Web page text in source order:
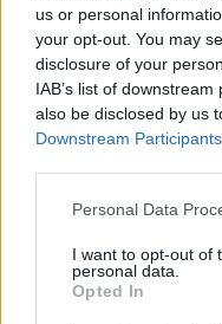
us or personal
your opt-out. You may
disclosure of your
IAB’s list of
also be disclosed by us
Downstream Participants
Personal Data
I want to opt-out of
personal data.
Opted In
Sukčiai iš įmonės
Vilkaviškyje išviliojo
tūkst. eurų